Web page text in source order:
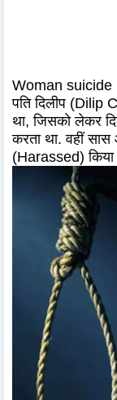
Woman suicide
पति दिलीप (Dilip
था, जिसको लेकर
करता था. वहीं
(Harassed) किया